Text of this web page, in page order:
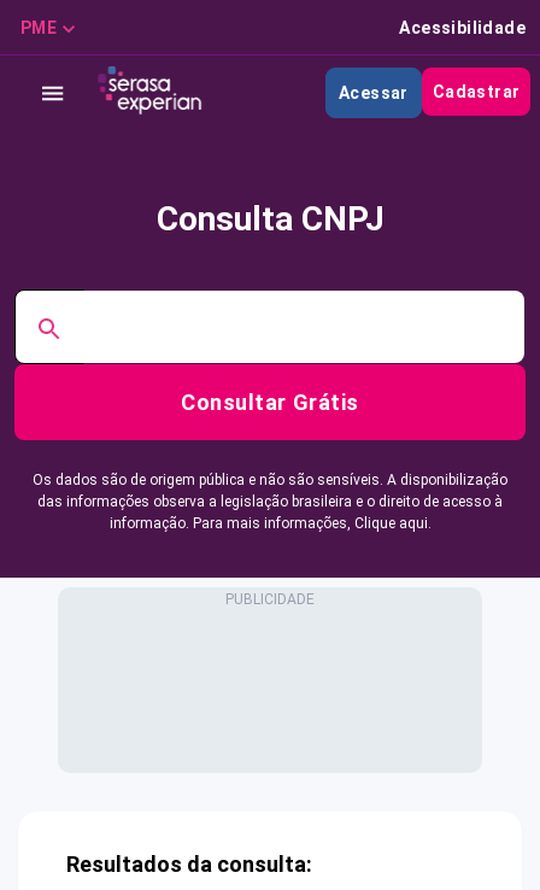
PME Acessibilidade
Acessar Cadastrar
Consulta CNPJ
Consultar Grátis
Os dados são de origem pública e não são sensíveis. A disponibilização
das informações observa a legislação brasileira e o direito de acesso à
informação. Para mais informações, Clique aqui.
Resultados da consulta: